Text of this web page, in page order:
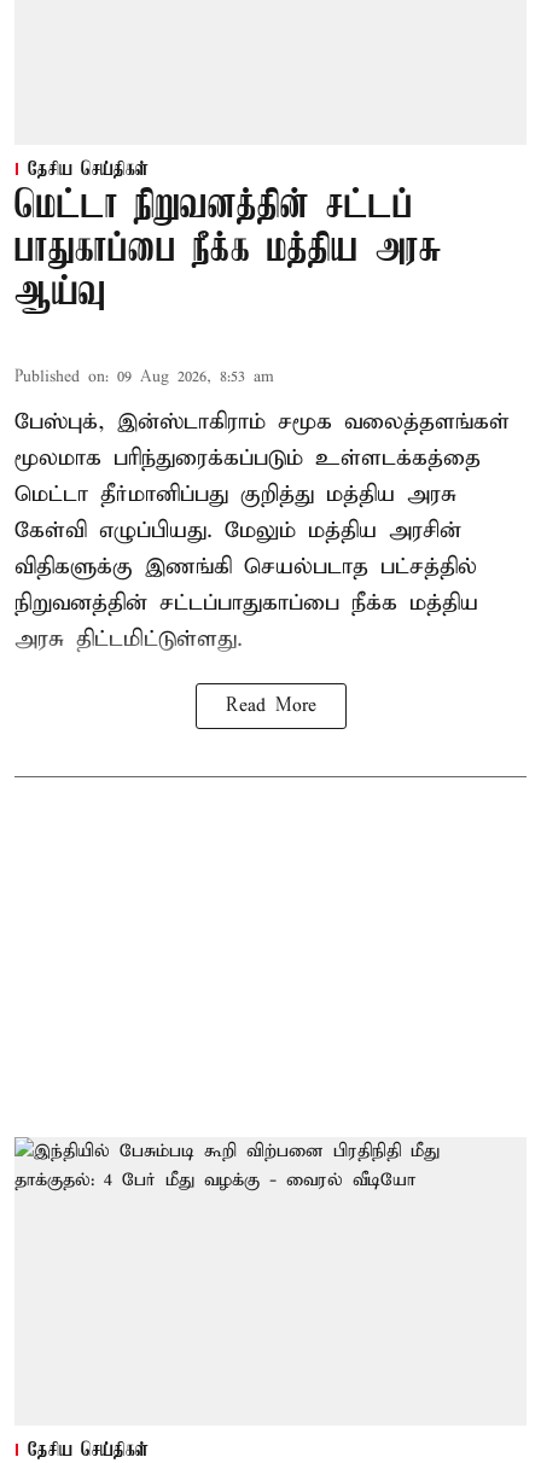
தேசிய செய்திகள்
மெட்டா நிறுவனத்தின் சட்டப்
பாதுகாப்பை நீக்க மத்திய அரசு
ஆய்வு
Published on: 09 Aug 2026, 8:53 am
பேஸ்புக், இன்ஸ்டாகிராம் சமூக வலைத்தளங்கள்
மூலமாக பரிந்துரைக்கப்படும் உள்ளடக்கத்தை
மெட்டா தீர்மானிப்பது குறித்து மத்திய அரசு
கேள்வி எழுப்பியது. மேலும் மத்திய அரசின்
விதிகளுக்கு இணங்கி செயல்படாத பட்சத்தில்
நிறுவனத்தின் சட்டப்பாதுகாப்பை நீக்க மத்திய
அரசு திட்டமிட்டுள்ளது.
Read More
தேசிய செய்திகள்